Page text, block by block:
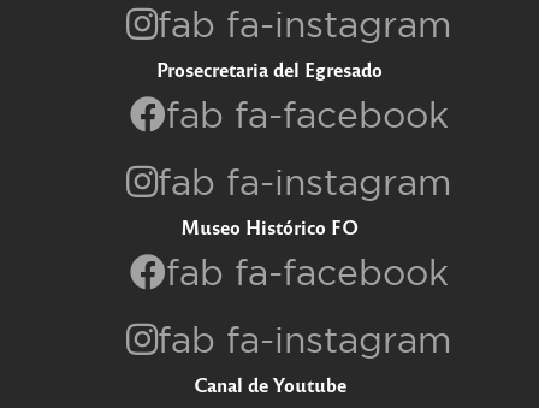
fab fa-instagram
Prosecretaria del Egresado
fab fa-facebook
fab fa-instagram
Museo Histórico FO
fab fa-facebook
fab fa-instagram
Canal de Youtube